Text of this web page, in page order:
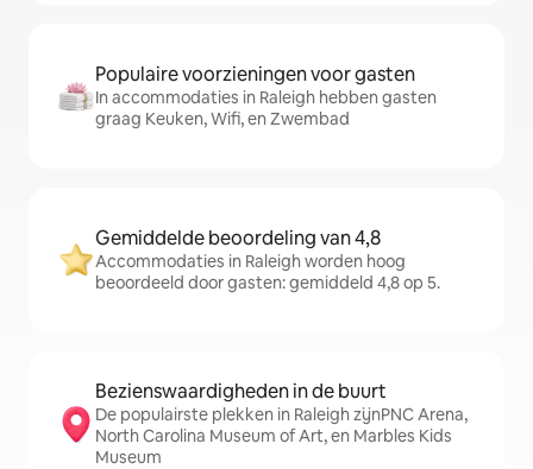
Populaire voorzieningen voor gasten
In accommodaties in Raleigh hebben gasten
graag Keuken, Wifi, en Zwembad
Gemiddelde beoordeling van 4,8
Accommodaties in Raleigh worden hoog
beoordeeld door gasten: gemiddeld 4,8 op 5.
Bezienswaardigheden in de buurt
De populairste plekken in Raleigh zijnPNC Arena,
North Carolina Museum of Art, en Marbles Kids
Museum